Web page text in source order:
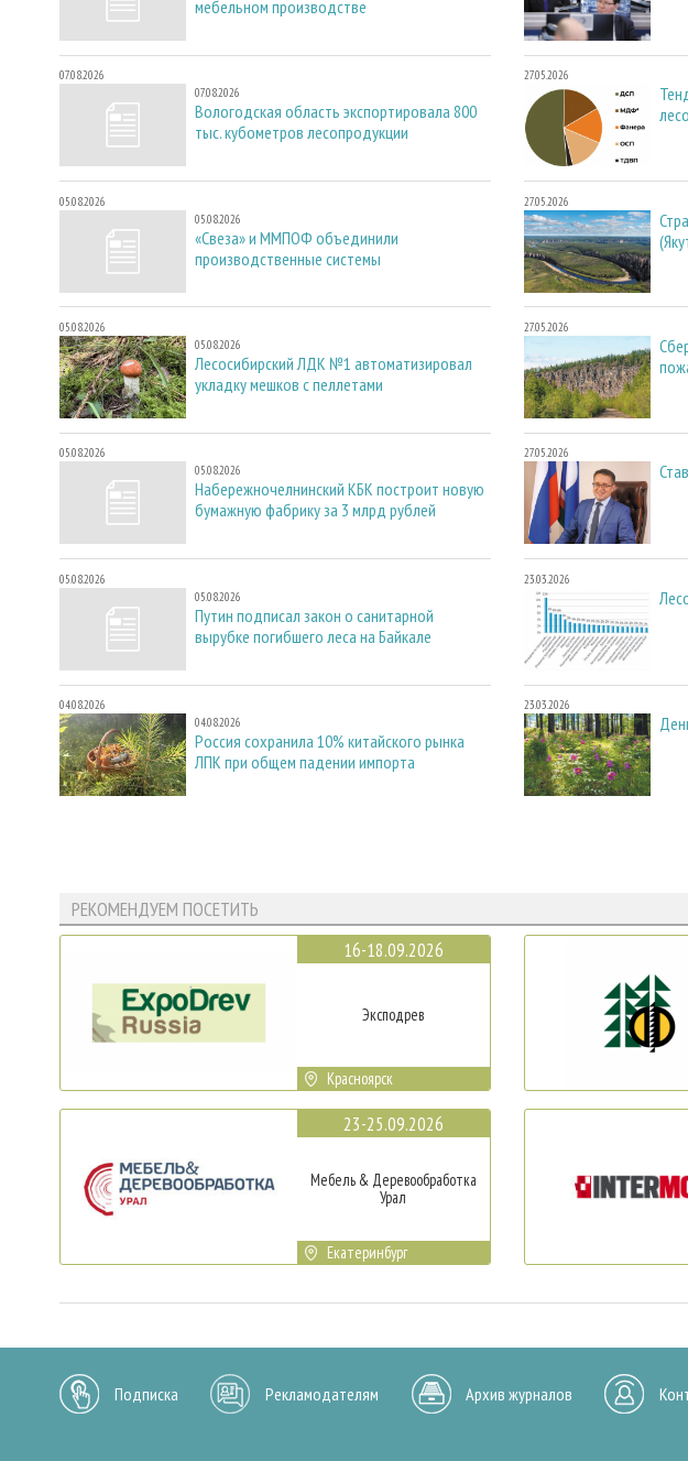
мебельном производстве
07.08.2026
07.08.2026
Вологодская область экспортировала 800
тыс. кубометров лесопродукции
05.08.2026
05.08.2026
«Свеза» и ММПОФ объединили
производственные системы
05.08.2026
05.08.2026
Лесосибирский ЛДК №1 автоматизировал
укладку мешков с пеллетами
05.08.2026
05.08.2026
Набережночелнинский КБК построит новую
бумажную фабрику за 3 млрд рублей
05.08.2026
05.08.2026
Путин подписал закон о санитарной
вырубке погибшего леса на Байкале
04.08.2026
04.08.2026
Россия сохранила 10% китайского рынка
ЛПК при общем падении импорта
27.05.2026
27.05.2026
27.05.2026
27.05.2026
23.03.2026
23.03.2026
РЕКОМЕНДУЕМ ПОСЕТИТЬ
16-18.09.2026
Эксподрев
Красноярск
23-25.09.2026
Мебель & Деревообработка
Урал
Екатеринбург
Подписка Рекламодателям Архив журналов